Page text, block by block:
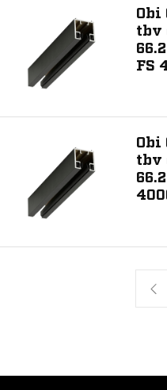
Breedte (mm)
12
Toon
tbv
FS
tbv